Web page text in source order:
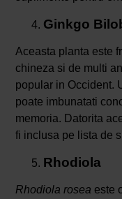
Ginkgo
Aceasta planta este
chineza si de multi
popular in Occident.
poate imbunatati
memoria. Datorita
fi inclusa pe lista de
Rhodiola
Rhodiola rosea este